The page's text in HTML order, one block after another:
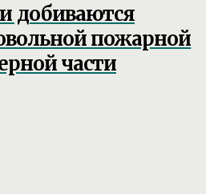
добиваются
пожарной
части